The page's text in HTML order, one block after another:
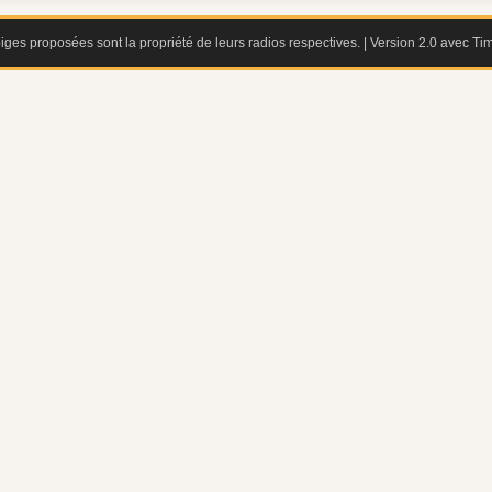
proposées sont la propriété de leurs radios respectives. | Version 2.0 avec